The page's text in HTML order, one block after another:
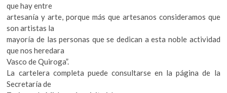
que hay entre
artesanía y arte, porque más que artesanos consideramos que
son artistas la
mayoría de las personas que se dedican a esta noble actividad
que nos heredara
Vasco de Quiroga”.
La cartelera completa puede consultarse en la página de la
Secretaría de